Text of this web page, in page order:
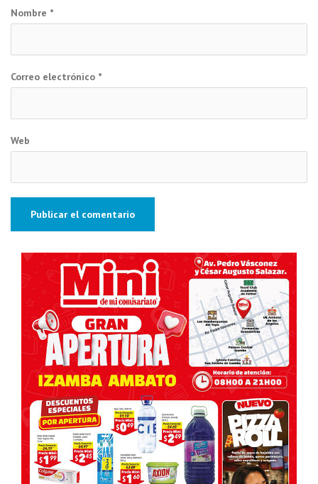
Nombre *
Correo electrónico *
Web